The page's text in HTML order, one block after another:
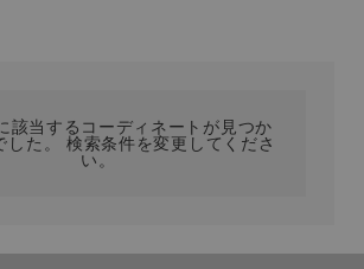
該当するコーディネートが見つか
した。 検索条件を変更してくださ
い。